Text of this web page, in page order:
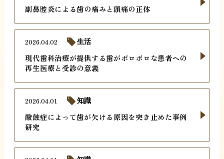
副鼻腔炎による歯の痛みと頭痛の正体
現代歯科治療が提供する歯がボロボロな患者への
再生医療と受診の意義
2026.04.02 生活
酸蝕症によって歯が欠ける原因を突き止めた事例
研究
2026.04.01 知識